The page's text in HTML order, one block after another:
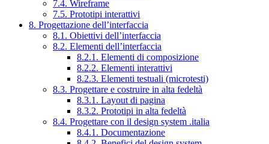
7.4. Wireframe
7.5. Prototipi interattivi
8. Progettazione dell’interfaccia
8.1. Obiettivi dell’interfaccia
8.2. Elementi dell’interfaccia
8.2.1. Elementi di composizione
8.2.2. Elementi interattivi
8.2.3. Elementi testuali (microtesti)
8.3. Progettare e costruire in alta fedeltà
8.3.1. Layout di pagina
8.3.2. Prototipi in alta fedeltà
8.4. Progettare con il design system .italia
8.4.1. Documentazione